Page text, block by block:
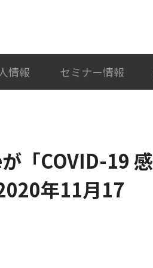
情報 セミナー情報
「COVID-19 感
年11月17